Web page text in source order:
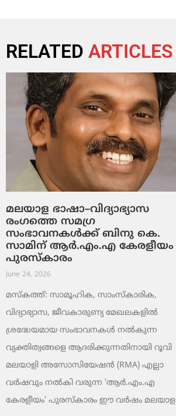
RELATED ARTICLES
മലയാള ഭാഷാ–വിദ്യാഭ്യാസ
രംഗത്തെ സമഗ്ര
സംഭാവനകൾക്ക് ബിനു കെ.
സാമിന് ആർ.എം.എ കേരളീയം
പുരസ്‌കാരം
June 24, 2026
മസ്കത്ത്: സാമൂഹിക, സാംസ്‌കാരിക,
വിദ്യാഭ്യാസ, ജീവകാരുണ്യ മേഖലകളിൽ
ശ്രദ്ധേയമായ സംഭാവനകൾ നൽകുന്ന
വ്യക്തിത്വങ്ങളെ ആദരിക്കുന്നതിനായി റൂവി
മലയാളി അസോസിയേഷൻ (RMA) എല്ലാ
വർഷവും നൽകി വരുന്ന ‘ആർ.എം.എ
കേരളീയം’ പുരസ്‌കാരം ഈ വർഷം മലയാള